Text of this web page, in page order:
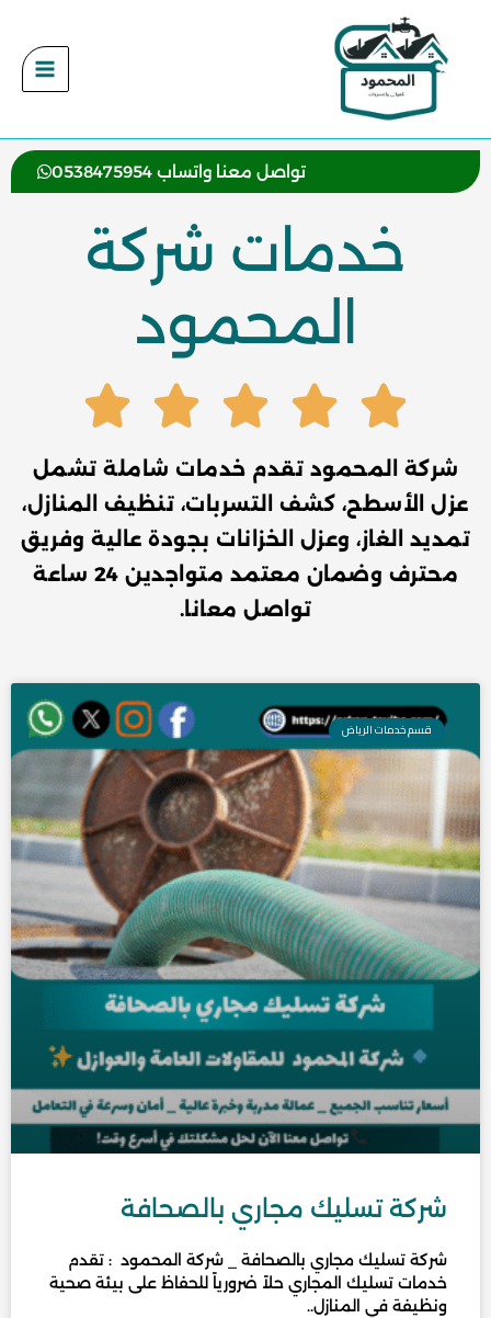
المحتوى
تواصل معنا واتساب 0538475954
خدمات شركة
المحمود
شركة المحمود تقدم خدمات شاملة تشمل
عزل الأسطح، كشف التسربات، تنظيف المنازل،
تمديد الغاز، وعزل الخزانات بجودة عالية وفريق
محترف وضمان معتمد متواجدين 24 ساعة
تواصل معانا.
قسم خدمات الرياض
شركة تسليك مجاري بالصحافة
شركة تسليك مجاري بالصحافة _ شركة المحمود : تقدم
خدمات تسليك المجاري حلاً ضرورياً للحفاظ على بيئة صحية
ونظيفة في المنازل..